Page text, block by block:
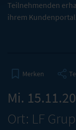
Teilnehmenden
ihrem
Merken
Mi.
Ort: LF